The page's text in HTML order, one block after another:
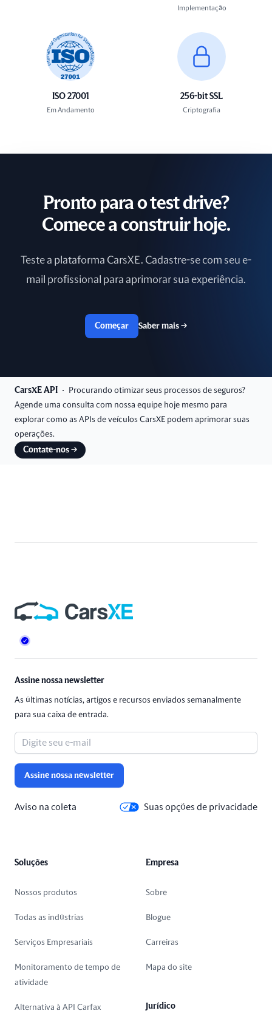
Implementação
ISO 27001
Em Andamento
256-bit SSL
Criptografia
Pronto para o test drive?
Comece a construir hoje.
Teste a plataforma CarsXE. Cadastre-se com seu e-
mail profissional para aprimorar sua experiência.
Começar Saber mais →
CarsXE API
Procurando otimizar seus processos de seguros?
Agende uma consulta com nossa equipe hoje mesmo para
explorar como as APIs de veículos CarsXE podem aprimorar suas
operações.
Contate-nos →
Rodapé
Assine nossa newsletter
As últimas notícias, artigos e recursos enviados semanalmente
para sua caixa de entrada.
Assine nossa newsletter
Aviso na coleta Suas opções de privacidade
Soluções
Nossos produtos
Todas as indústrias
Serviços Empresariais
Monitoramento de tempo de
atividade
Alternativa à API Carfax
Empresa
Sobre
Blogue
Carreiras
Mapa do site
Jurídico